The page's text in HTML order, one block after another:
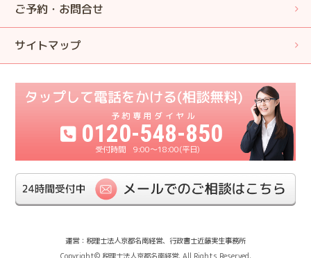
ご予約・お問合せ
サイトマップ
0120-548-850
9:00〜18:00(平日)
運営：税理士法人京都名南経営、行政書士近藤実生事務所